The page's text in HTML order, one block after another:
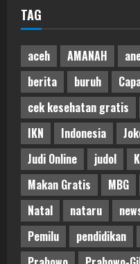
TAG
aceh AMANAH
berita
buruh
cek kesehatan gratis
IKN
Indonesia
Judi Online
judol
Makan Gratis
MBG
Natal
nataru
Pemilu
pendidikan